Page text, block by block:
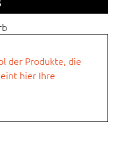
der Produkte, die
hier Ihre